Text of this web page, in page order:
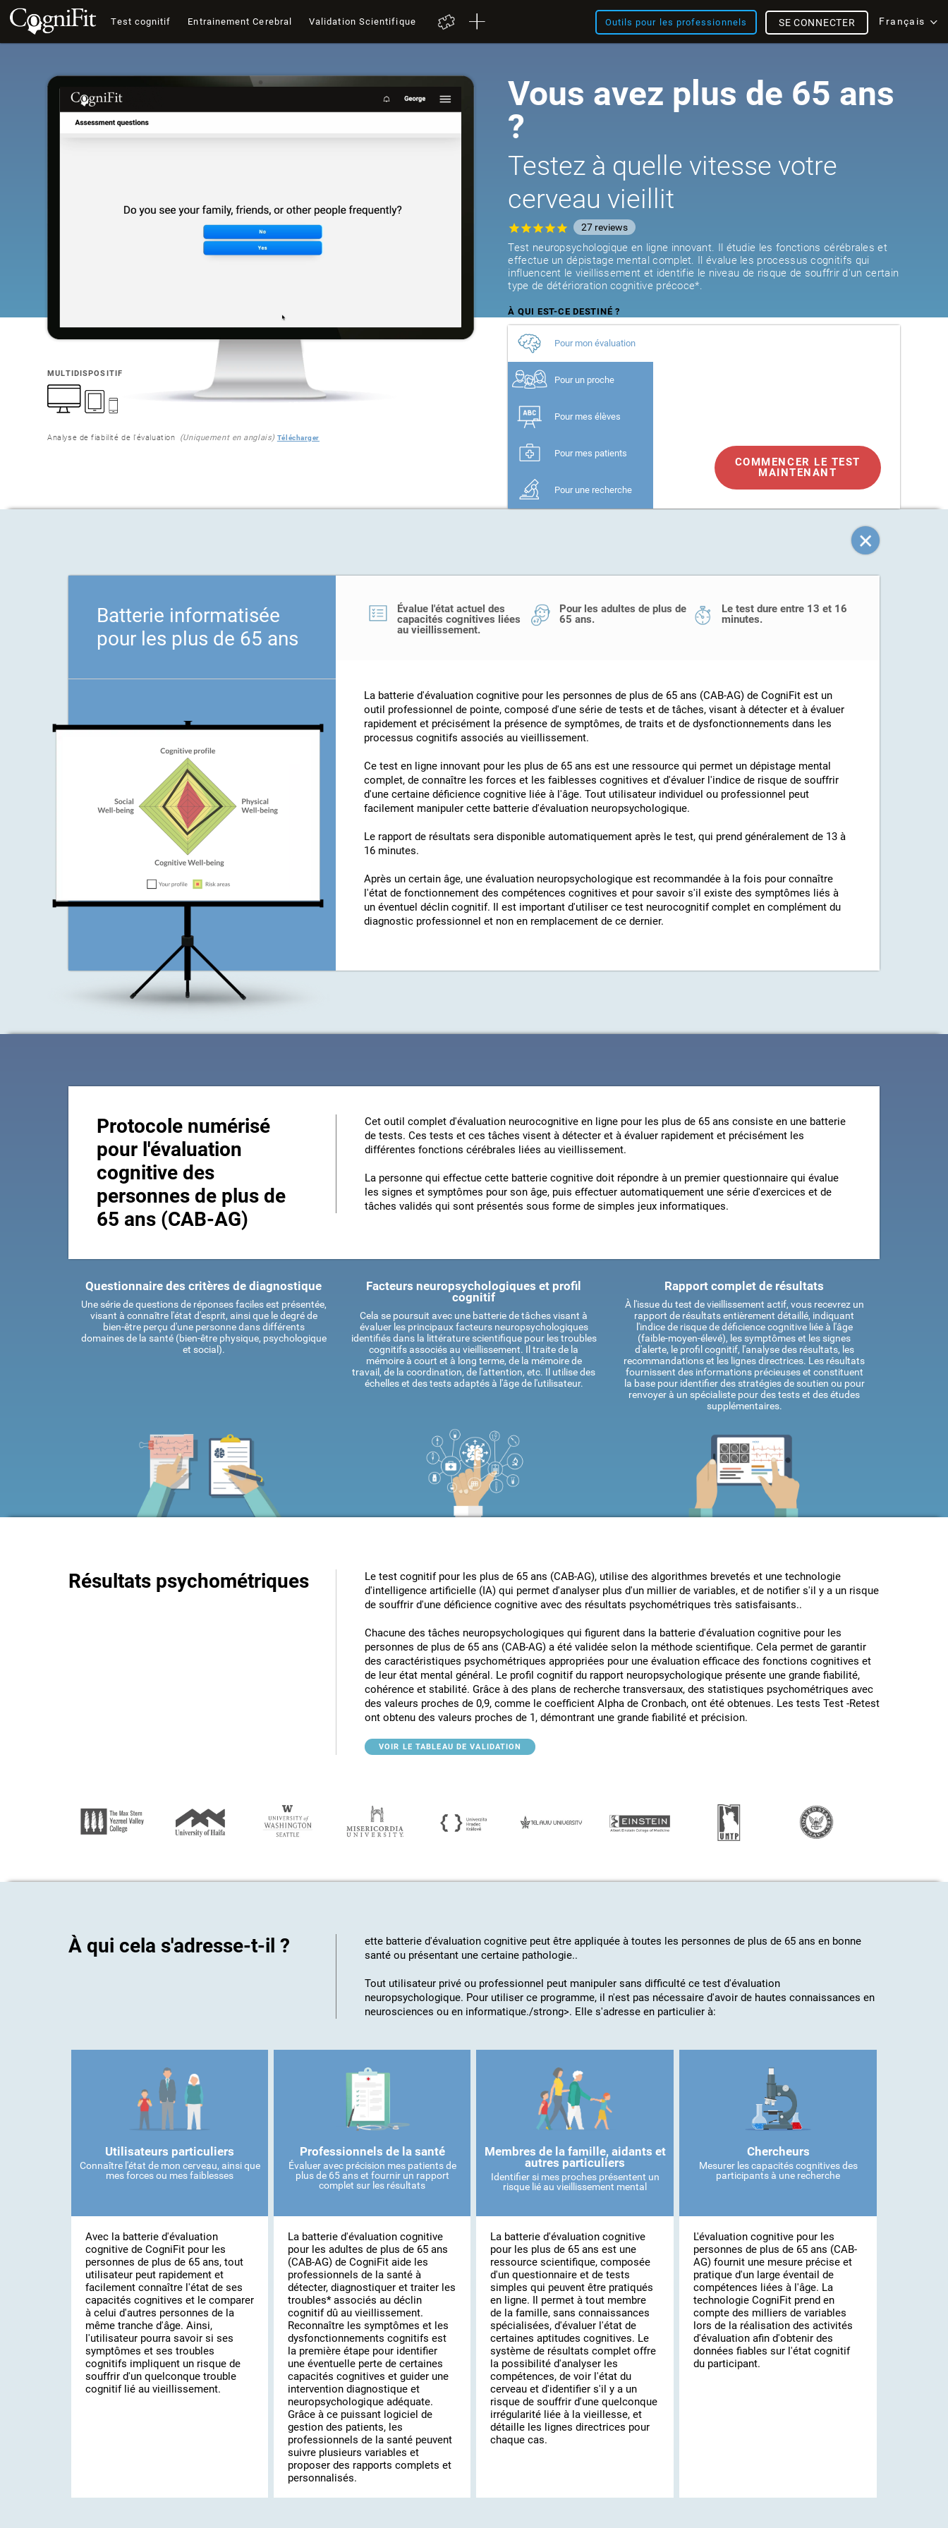
Test cognitif Entrainement Cerebral Validation Scientifique Outils pour les professionnels Français
SE CONNECTER
MULTIDISPOSITIF
Analyse de fiabilité de l'évaluation (Uniquement en anglais) Télécharger
Vous avez plus de 65 ans
?
Testez à quelle vitesse votre
cerveau vieillit
27 reviews
Test neuropsychologique en ligne innovant. Il étudie les fonctions cérébrales et
effectue un dépistage mental complet. Il évalue les processus cognitifs qui
influencent le vieillissement et identifie le niveau de risque de souffrir d'un certain
type de détérioration cognitive précoce*.
À QUI EST-CE DESTINÉ ?
Pour mon évaluation
Pour un proche
Pour mes élèves
Pour mes patients
Pour une recherche
COMMENCER LE TEST
MAINTENANT
Batterie informatisée
pour les plus de 65 ans
Évalue l'état actuel des
capacités cognitives liées
au vieillissement.
Pour les adultes de plus de
65 ans.
Le test dure entre 13 et 16
minutes.
La batterie d'évaluation cognitive pour les personnes de plus de 65 ans (CAB-AG) de CogniFit est un
outil professionnel de pointe, composé d'une série de tests et de tâches, visant à détecter et à évaluer
rapidement et précisément la présence de symptômes, de traits et de dysfonctionnements dans les
processus cognitifs associés au vieillissement.
Ce test en ligne innovant pour les plus de 65 ans est une ressource qui permet un dépistage mental
complet, de connaître les forces et les faiblesses cognitives et d'évaluer l'indice de risque de souffrir
d'une certaine déficience cognitive liée à l'âge. Tout utilisateur individuel ou professionnel peut
facilement manipuler cette batterie d'évaluation neuropsychologique.
Le rapport de résultats sera disponible automatiquement après le test, qui prend généralement de 13 à
16 minutes.
Après un certain âge, une évaluation neuropsychologique est recommandée à la fois pour connaître
l'état de fonctionnement des compétences cognitives et pour savoir s'il existe des symptômes liés à
un éventuel déclin cognitif. Il est important d'utiliser ce test neurocognitif complet en complément du
diagnostic professionnel et non en remplacement de ce dernier.
Protocole numérisé
pour l'évaluation
cognitive des
personnes de plus de
65 ans (CAB-AG)
Cet outil complet d'évaluation neurocognitive en ligne pour les plus de 65 ans consiste en une batterie
de tests. Ces tests et ces tâches visent à détecter et à évaluer rapidement et précisément les
différentes fonctions cérébrales liées au vieillissement.
La personne qui effectue cette batterie cognitive doit répondre à un premier questionnaire qui évalue
les signes et symptômes pour son âge, puis effectuer automatiquement une série d'exercices et de
tâches validés qui sont présentés sous forme de simples jeux informatiques.
Questionnaire des critères de diagnostique
Une série de questions de réponses faciles est présentée,
visant à connaître l'état d'esprit, ainsi que le degré de
bien-être perçu d'une personne dans différents
domaines de la santé (bien-être physique, psychologique
et social).
Facteurs neuropsychologiques et profil
cognitif
Cela se poursuit avec une batterie de tâches visant à
évaluer les principaux facteurs neuropsychologiques
identifiés dans la littérature scientifique pour les troubles
cognitifs associés au vieillissement. Il traite de la
mémoire à court et à long terme, de la mémoire de
travail, de la coordination, de l'attention, etc. Il utilise des
échelles et des tests adaptés à l'âge de l'utilisateur.
Rapport complet de résultats
À l'issue du test de vieillissement actif, vous recevrez un
rapport de résultats entièrement détaillé, indiquant
l'indice de risque de déficience cognitive liée à l'âge
(faible-moyen-élevé), les symptômes et les signes
d'alerte, le profil cognitif, l'analyse des résultats, les
recommandations et les lignes directrices. Les résultats
fournissent des informations précieuses et constituent
la base pour identifier des stratégies de soutien ou pour
renvoyer à un spécialiste pour des tests et des études
supplémentaires.
Résultats psychométriques
Le test cognitif pour les plus de 65 ans (CAB-AG), utilise des algorithmes brevetés et une technologie
d'intelligence artificielle (IA) qui permet d'analyser plus d'un millier de variables, et de notifier s'il y a un risque
de souffrir d'une déficience cognitive avec des résultats psychométriques très satisfaisants..
Chacune des tâches neuropsychologiques qui figurent dans la batterie d'évaluation cognitive pour les
personnes de plus de 65 ans (CAB-AG) a été validée selon la méthode scientifique. Cela permet de garantir
des caractéristiques psychométriques appropriées pour une évaluation efficace des fonctions cognitives et
de leur état mental général. Le profil cognitif du rapport neuropsychologique présente une grande fiabilité,
cohérence et stabilité. Grâce à des plans de recherche transversaux, des statistiques psychométriques avec
des valeurs proches de 0,9, comme le coefficient Alpha de Cronbach, ont été obtenues. Les tests Test -Retest
ont obtenu des valeurs proches de 1, démontrant une grande fiabilité et précision.
VOIR LE TABLEAU DE VALIDATION
À qui cela s'adresse-t-il ?
ette batterie d'évaluation cognitive peut être appliquée à toutes les personnes de plus de 65 ans en bonne
santé ou présentant une certaine pathologie..
Tout utilisateur privé ou professionnel peut manipuler sans difficulté ce test d'évaluation
neuropsychologique. Pour utiliser ce programme, il n'est pas nécessaire d'avoir de hautes connaissances en
neurosciences ou en informatique./strong>. Elle s'adresse en particulier à:
Utilisateurs particuliers
Connaître l'état de mon cerveau, ainsi que
mes forces ou mes faiblesses
Avec la batterie d'évaluation
cognitive de CogniFit pour les
personnes de plus de 65 ans, tout
utilisateur peut rapidement et
facilement connaître l'état de ses
capacités cognitives et le comparer
à celui d'autres personnes de la
même tranche d'âge. Ainsi,
l'utilisateur pourra savoir si ses
symptômes et ses troubles
cognitifs impliquent un risque de
souffrir d'un quelconque trouble
cognitif lié au vieillissement.
Professionnels de la santé
Évaluer avec précision mes patients de
plus de 65 ans et fournir un rapport
complet sur les résultats
La batterie d'évaluation cognitive
pour les adultes de plus de 65 ans
(CAB-AG) de CogniFit aide les
professionnels de la santé à
détecter, diagnostiquer et traiter les
troubles* associés au déclin
cognitif dû au vieillissement.
Reconnaître les symptômes et les
dysfonctionnements cognitifs est
la première étape pour identifier
une éventuelle perte de certaines
capacités cognitives et guider une
intervention diagnostique et
neuropsychologique adéquate.
Grâce à ce puissant logiciel de
gestion des patients, les
professionnels de la santé peuvent
suivre plusieurs variables et
proposer des rapports complets et
personnalisés.
Membres de la famille, aidants et
autres particuliers
Identifier si mes proches présentent un
risque lié au vieillissement mental
La batterie d'évaluation cognitive
pour les plus de 65 ans est une
ressource scientifique, composée
d'un questionnaire et de tests
simples qui peuvent être pratiqués
en ligne. Il permet à tout membre
de la famille, sans connaissances
spécialisées, d'évaluer l'état de
certaines aptitudes cognitives. Le
système de résultats complet offre
la possibilité d'analyser les
compétences, de voir l'état du
cerveau et d'identifier s'il y a un
risque de souffrir d'une quelconque
irrégularité liée à la vieillesse, et
détaille les lignes directrices pour
chaque cas.
Chercheurs
Mesurer les capacités cognitives des
participants à une recherche
L'évaluation cognitive pour les
personnes de plus de 65 ans (CAB-
AG) fournit une mesure précise et
pratique d'un large éventail de
compétences liées à l'âge. La
technologie CogniFit prend en
compte des milliers de variables
lors de la réalisation des activités
d'évaluation afin d'obtenir des
données fiables sur l'état cognitif
du participant.